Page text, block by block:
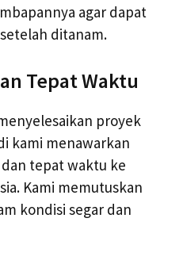
agar dapat
ditanam.
Tepat Waktu
proyek
kami menawarkan
tepat waktu ke
Kami memutuskan
kondisi segar dan